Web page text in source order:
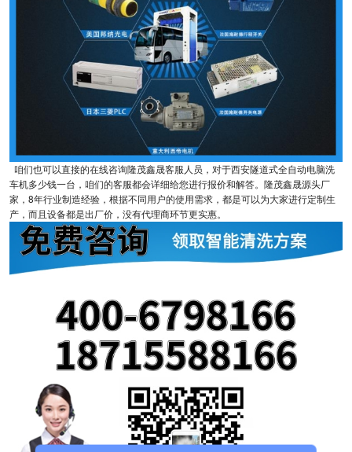
咱们也可以直接的在线咨询隆茂鑫晟客服人员，对于西安隧道式全自动电脑洗
车机多少钱一台，咱们的客服都会详细给您进行报价和解答。隆茂鑫晟源头厂
家，8年行业制造经验，根据不同用户的使用需求，都是可以为大家进行定制生
产，而且设备都是出厂价，没有代理商环节更实惠。